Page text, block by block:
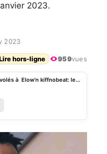
2023.
2023
hors-ligne 959vues
Plusieurs millions volés à Elow’n kiffnobeat: le chanteur accuse 2 personnes dont un béninois